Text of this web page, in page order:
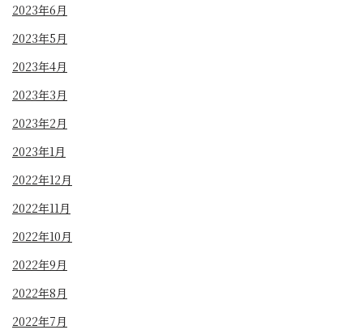
2023年6月
2023年5月
2023年4月
2023年3月
2023年2月
2023年1月
2022年12月
2022年11月
2022年10月
2022年9月
2022年8月
2022年7月